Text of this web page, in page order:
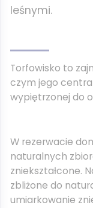
leśnymi.
Torfowisko to
czym jego
wypiętrzonej do
W rezerwacie
naturalnych
zniekształcone.
zbliżone do
umiarkowanie